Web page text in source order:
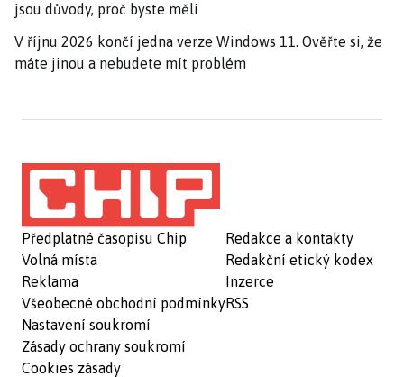
jsou důvody, proč byste měli
V říjnu 2026 končí jedna verze Windows 11. Ověřte si, že
máte jinou a nebudete mít problém
Předplatné časopisu Chip
Volná místa
Reklama
Všeobecné obchodní podmínky
Nastavení soukromí
Zásady ochrany soukromí
Cookies zásady
Redakce a kontakty
Redakční etický kodex
Inzerce
RSS